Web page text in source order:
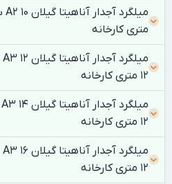
متری کارخانه
12 متری کارخانه
12 متری کارخانه
12 متری کارخانه